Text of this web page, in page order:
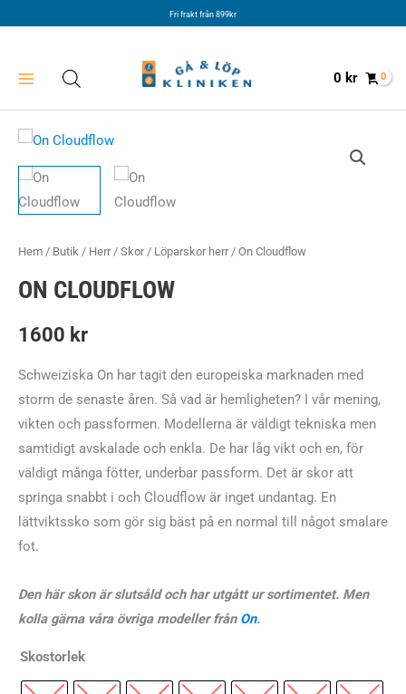
Fri frakt från 899kr
0 kr
Hem / Butik / Herr/ Skor/ Löparskor herr/ On Cloudflow
ON CLOUDFLOW
1600 kr
Schweiziska On har tagit den europeiska marknaden med
storm de senaste åren. Så vad är hemligheten? I vår mening,
vikten och passformen. Modellerna är väldigt tekniska men
samtidigt avskalade och enkla. De har låg vikt och en, för
väldigt många fötter, underbar passform. Det är skor att
springa snabbt i och Cloudflow är inget undantag. En
lättviktssko som gör sig bäst på en normal till något smalare
fot.
Den här skon är slutsåld och har utgått ur sortimentet. Men
kolla gärna våra övriga modeller från On.
Skostorlek